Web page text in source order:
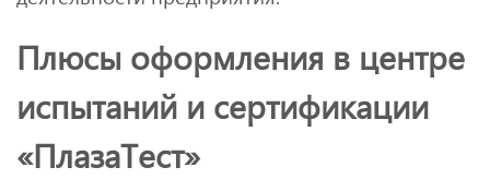
Плюсы оформления в центре
испытаний и сертификации
«ПлазаТест»